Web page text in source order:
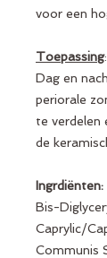
voor een
Toepassing:
Dag en
periorale
te verdelen
de
Ingrdiënten:
Bis-
Caprylic/
Communis